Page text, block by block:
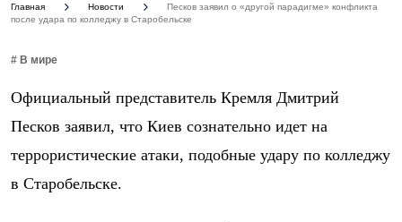
Главная Новости
Песков заявил о «другой парадигме» конфликта
после удара по колледжу в Старобельске
# В мире
Официальный представитель Кремля Дмитрий
Песков заявил, что Киев сознательно идет на
террористические атаки, подобные удару по колледжу
в Старобельске.